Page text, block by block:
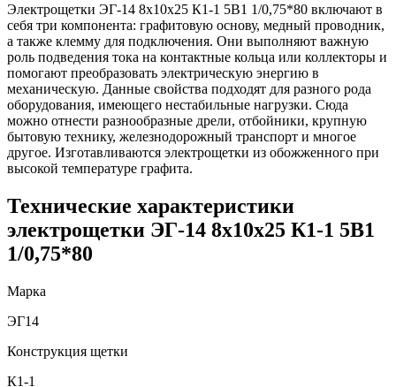
Электрощетки ЭГ-14 8х10х25 К1-1 5В1 1/0,75*80 включают в
себя три компонента: графитовую основу, медный проводник,
а также клемму для подключения. Они выполняют важную
роль подведения тока на контактные кольца или коллекторы и
помогают преобразовать электрическую энергию в
механическую. Данные свойства подходят для разного рода
оборудования, имеющего нестабильные нагрузки. Сюда
можно отнести разнообразные дрели, отбойники, крупную
бытовую технику, железнодорожный транспорт и многое
другое. Изготавливаются электрощетки из обожженного при
высокой температуре графита.
Технические характеристики
электрощетки ЭГ-14 8х10х25 К1-1 5В1
1/0,75*80
Марка
ЭГ14
Конструкция щетки
К1-1